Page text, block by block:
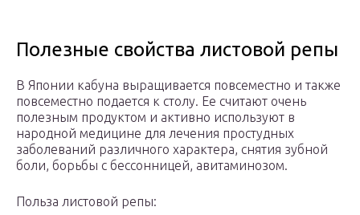
Полезные свойства листовой репы
В Японии кабуна выращивается повсеместно и также
повсеместно подается к столу. Ее считают очень
полезным продуктом и активно используют в
народной медицине для лечения простудных
заболеваний различного характера, снятия зубной
боли, борьбы с бессонницей, авитаминозом.
Польза листовой репы: